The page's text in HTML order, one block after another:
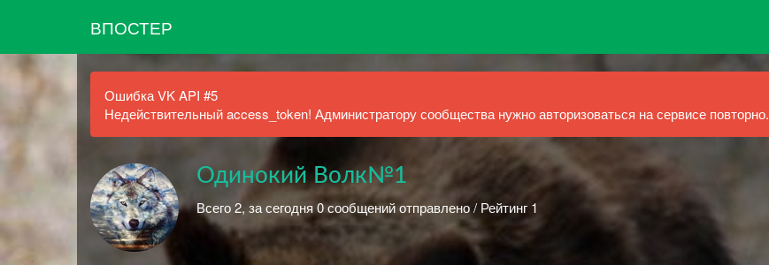
ВПОСТЕР
Ошибка VK API #5
Недействительный access_token! Администратору сообщества нужно авторизоваться на сервисе повторно.
Одинокий Волк№1
Всего 2, за сегодня 0 сообщений отправлено / Рейтинг 1